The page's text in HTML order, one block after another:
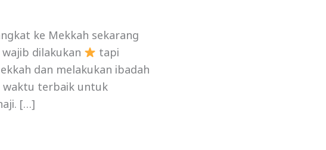
ke Mekkah sekarang
dilakukan
tapi
dan melakukan ibadah
waktu terbaik untuk
[…]